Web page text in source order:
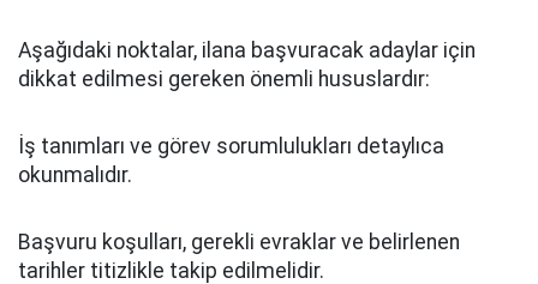
Aşağıdaki noktalar, ilana başvuracak adaylar için
dikkat edilmesi gereken önemli hususlardır:
İş tanımları ve görev sorumlulukları detaylıca
okunmalıdır.
Başvuru koşulları, gerekli evraklar ve belirlenen
tarihler titizlikle takip edilmelidir.